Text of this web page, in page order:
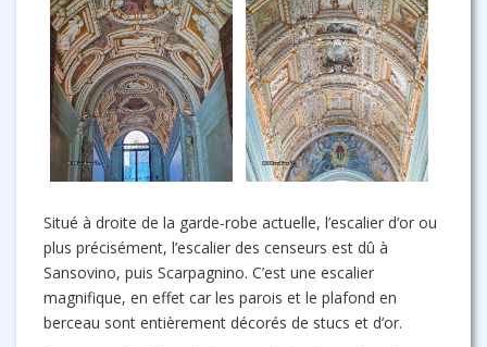
Situé à droite de la garde-robe actuelle, l’escalier d’or ou
plus précisément, l’escalier des censeurs est dû à
Sansovino, puis Scarpagnino. C’est une escalier
magnifique, en effet car les parois et le plafond en
berceau sont entièrement décorés de stucs et d’or.